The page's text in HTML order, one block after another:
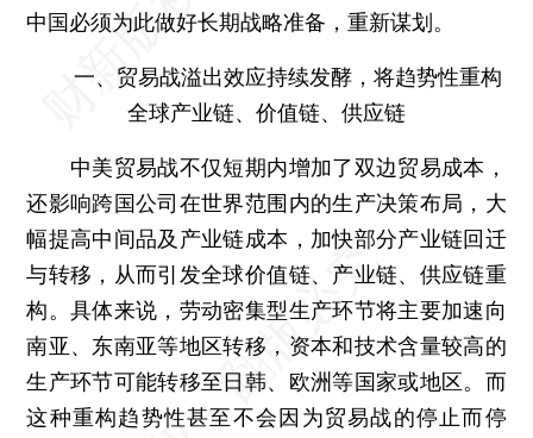
中国必须为此做好长期战略准备，重新谋划。
一、贸易战溢出效应持续发酵，将趋势性重构
全球产业链、价值链、供应链
中美贸易战不仅短期内增加了双边贸易成本，
还影响跨国公司在世界范围内的生产决策布局，大
幅提高中间品及产业链成本，加快部分产业链回迁
与转移，从而引发全球价值链、产业链、供应链重
构。具体来说，劳动密集型生产环节将主要加速向
南亚、东南亚等地区转移，资本和技术含量较高的
生产环节可能转移至日韩、欧洲等国家或地区。而
这种重构趋势性甚至不会因为贸易战的停止而停